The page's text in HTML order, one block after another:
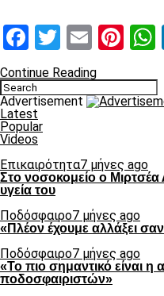
Facebook
Twitter
Email
Continue Reading
Advertisement
Latest
Popular
Videos
Επικαιρότητα7 μήνες ago
Στο νοσοκομείο ο
υγεία του
Ποδόσφαιρο7 μήνες ago
«Πλέον έχουμε αλλάξει
Ποδόσφαιρο7 μήνες ago
«Το πιο σημαντικό είναι
ποδοσφαιριστών»